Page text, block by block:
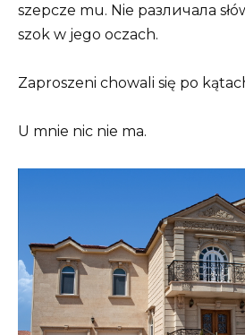
szepcze mu. Nie различала
szok w jego oczach.
Zaproszeni chowali się po
U mnie nic nie ma.